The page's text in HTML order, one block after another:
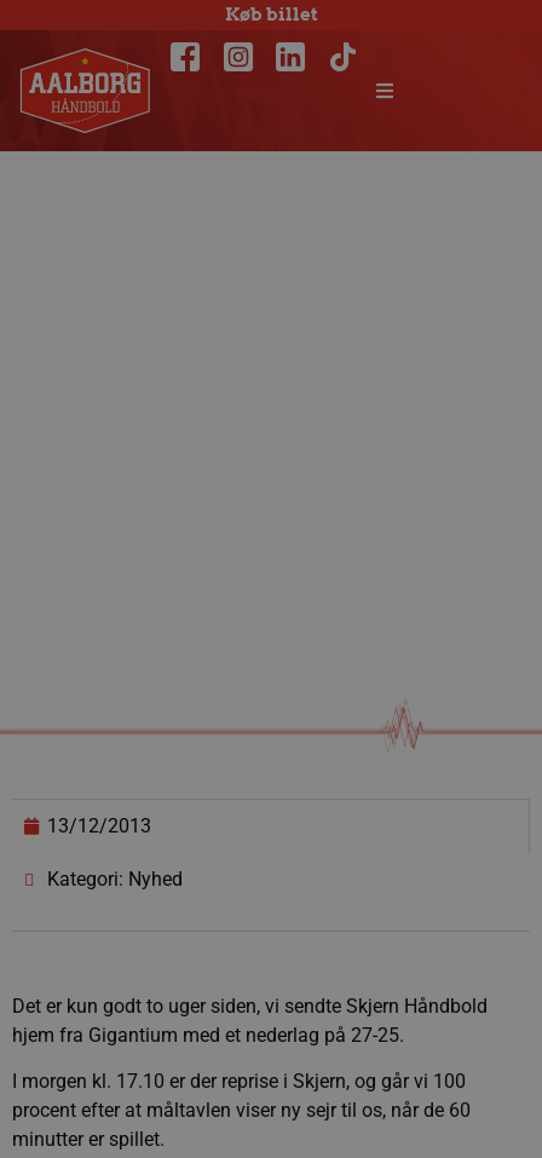
Køb billet
13/12/2013
Kategori: Nyhed
Det er kun godt to uger siden, vi sendte Skjern Håndbold
hjem fra Gigantium med et nederlag på 27-25.
I morgen kl. 17.10 er der reprise i Skjern, og går vi 100
procent efter at måltavlen viser ny sejr til os, når de 60
minutter er spillet.